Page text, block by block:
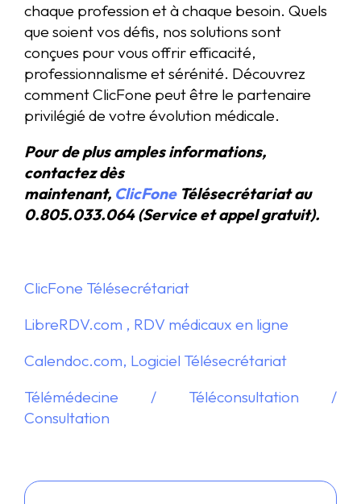
chaque profession et à chaque besoin. Quels
que soient vos défis, nos solutions sont
conçues pour vous offrir efficacité,
professionnalisme et sérénité. Découvrez
comment ClicFone peut être le partenaire
privilégié de votre évolution médicale.
Pour de plus amples informations,
contactez dès
maintenant, ClicFoneTélésecrétariat au
0.805.033.064 (Service et appel gratuit).
ClicFone Télésecrétariat
LibreRDV.com , RDV médicaux en ligne
Calendoc.com, Logiciel Télésecrétariat
Télémédecine / Téléconsultation /
Consultation